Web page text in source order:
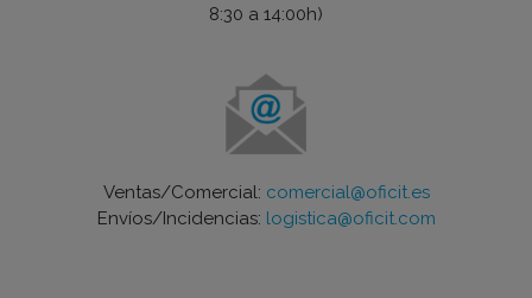
8:30 a 14:00h)
Ventas/Comercial: comercial@oficit.es
Envíos/Incidencias: logistica@oficit.com